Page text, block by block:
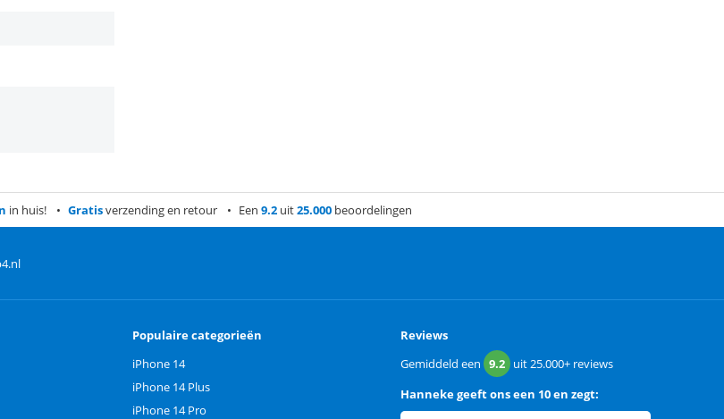
in huis! Gratisverzending en retour Een 9.2 uit25.000 beoordelingen
Populaire categorieën
iPhone 14
iPhone 14 Plus
iPhone 14 Pro
Reviews
Gemiddeld een 9.2 uit25.000+ reviews
Hannekegeeft ons een 10 en zegt: